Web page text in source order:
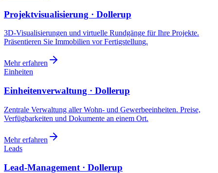
Projektvisualisierung · Dollerup
3D-Visualisierungen und virtuelle Rundgänge für Ihre Projekte.
Präsentieren Sie Immobilien vor Fertigstellung.
Mehr erfahren
Einheiten
Einheitenverwaltung · Dollerup
Zentrale Verwaltung aller Wohn- und Gewerbeeinheiten. Preise,
Verfügbarkeiten und Dokumente an einem Ort.
Mehr erfahren
Leads
Lead-Management · Dollerup